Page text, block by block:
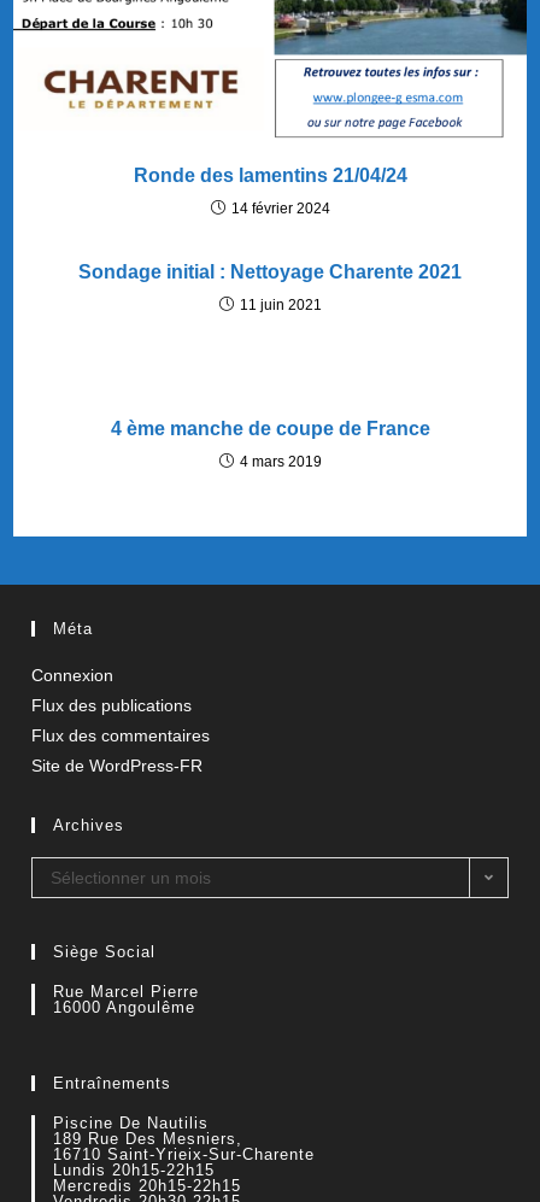
Ronde des lamentins 21/04/24
14 février 2024
Sondage initial : Nettoyage Charente 2021
11 juin 2021
4 ème manche de coupe de France
4 mars 2019
Méta
Connexion
Flux des publications
Flux des commentaires
Site de WordPress-FR
Archives
Sélectionner un mois
Siège Social
Rue Marcel Pierre
16000 Angoulême
Entraînements
Piscine De Nautilis
189 Rue Des Mesniers,
16710 Saint-Yrieix-Sur-Charente
Lundis 20h15-22h15
Mercredis 20h15-22h15